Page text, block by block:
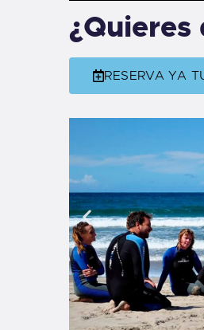
RESERVA YA